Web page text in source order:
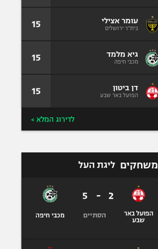
עומר אצילי
בית"ר ירושלים 15
גיא מלמד
מכבי חיפה 15
דן ביטון
הפועל באר שבע 15
לדירוג המלא >
משחקים ליגת העל
הפועל באר
שבע
2
-
5
הסתיים מכבי חיפה